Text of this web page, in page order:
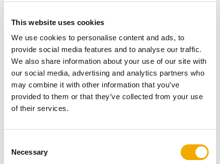
This website uses cookies
We use cookies to personalise content and ads, to
provide social media features and to analyse our traffic.
We also share information about your use of our site with
our social media, advertising and analytics partners who
may combine it with other information that you’ve
provided to them or that they’ve collected from your use
of their services.
Necessary
Smooth en couleur 910 (noir)
être commandés comme des articles peints sur mesure,
les articles les plus populaires sont désormais
disponibles en tant quecomposants standard .
Commande Simplifiée :Ce changement vous
facilite grandement la commande, car ces articles
disposent désormais de codes standard inclus dans
notre liste de prix Prima Smooth et sont disponibles
Correspondance Parfaite :La couleur de ces
composants correspond parfaitement à la couleur de
poêle couramment utilisée dans la région du Benelux.